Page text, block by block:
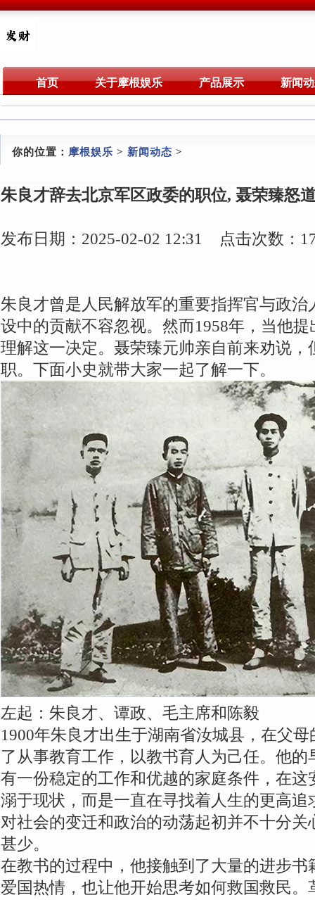
首页 关于摩根娱乐 产品展示 新闻
你的位置： 摩根娱乐 > 新闻动态 >
朱良才辞去北京军区政委的职位, 聂荣臻怒
发布日期：2025-02-02 12:31 点击次数：
朱良才曾是人民解放军的重要指挥官与政
设中的贡献不容忽视。然而1958年，当他
理解这一决定。聂荣臻元帅亲自前来劝说，
职。下面小史就带大家一起了解一下。
左起：朱良才、谭政、毛主席和陈毅
1900年朱良才出生于湖南省汝城县，在父
了从事教育工作，以教书育人为己任。他
有一份稳定的工作和优越的家庭条件，在
溺于现状，而是一直在寻找着人生的更高
对社会的变迁和政治的动荡起初并不十分
甚少。
在教书的过程中，他接触到了大量的进步
爱国热情，也让他开始思考如何救国救民